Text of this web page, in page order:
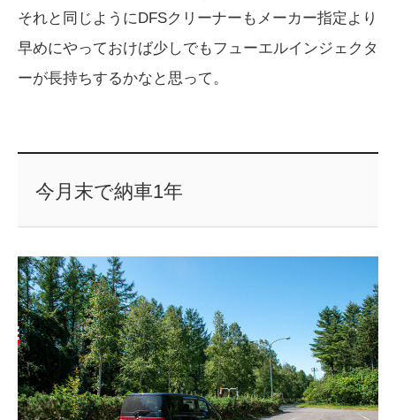
それと同じようにDFSクリーナーもメーカー指定より
早めにやっておけば少しでもフューエルインジェクタ
ーが長持ちするかなと思って。
今月末で納車1年